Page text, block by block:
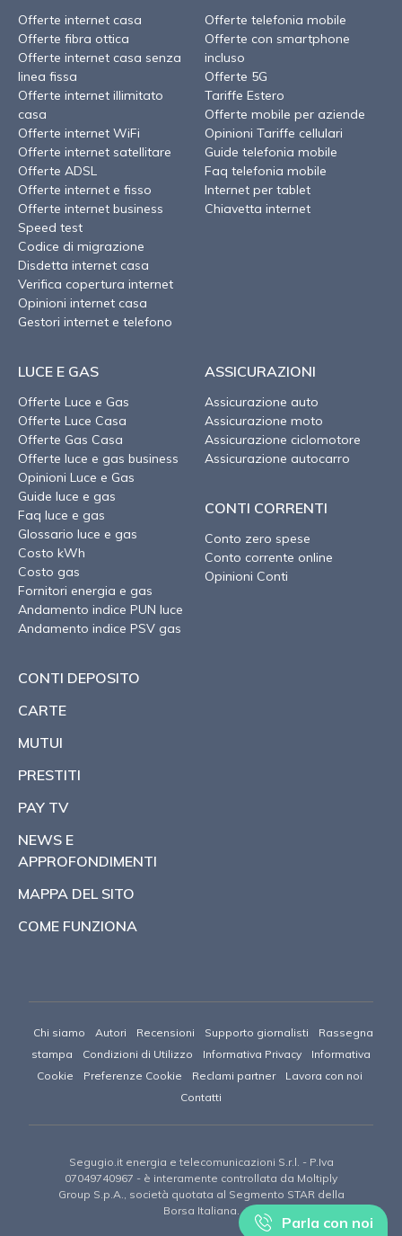
Offerte internet casa
Offerte fibra ottica
Offerte internet casa senza
linea fissa
Offerte internet illimitato
casa
Offerte internet WiFi
Offerte internet satellitare
Offerte ADSL
Offerte internet e fisso
Offerte internet business
Speed test
Codice di migrazione
Disdetta internet casa
Verifica copertura internet
Opinioni internet casa
Gestori internet e telefono
Offerte telefonia mobile
Offerte con smartphone
incluso
Offerte 5G
Tariffe Estero
Offerte mobile per aziende
Opinioni Tariffe cellulari
Guide telefonia mobile
Faq telefonia mobile
Internet per tablet
Chiavetta internet
LUCE E GAS
Offerte Luce e Gas
Offerte Luce Casa
Offerte Gas Casa
Offerte luce e gas business
Opinioni Luce e Gas
Guide luce e gas
Faq luce e gas
Glossario luce e gas
Costo kWh
Costo gas
Fornitori energia e gas
Andamento indice PUN luce
Andamento indice PSV gas
ASSICURAZIONI
Assicurazione auto
Assicurazione moto
Assicurazione ciclomotore
Assicurazione autocarro
CONTI CORRENTI
Conto zero spese
Conto corrente online
Opinioni Conti
CONTI DEPOSITO
CARTE
MUTUI
PRESTITI
PAY TV
NEWS E
APPROFONDIMENTI
MAPPA DEL SITO
COME FUNZIONA
Chi siamo Autori Recensioni Supporto giornalisti
Rassegna
stampa
Condizioni di Utilizzo Informativa Privacy
Informativa
Cookie
Preferenze Cookie Reclami partner
Lavora con noi
Contatti
Segugio.it energia e telecomunicazioni S.r.l. - P.Iva
07049740967 - è interamente controllata da Moltiply
Group S.p.A., società quotata al Segmento STAR della
Borsa Italiana.
Parla con noi